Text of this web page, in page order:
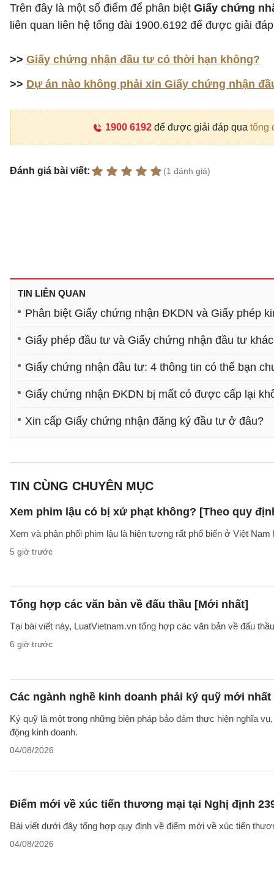
Trên đây là một số điểm để phân biệt Giấy chứng
liên quan liên hệ tổng đài 1900.6192 để được giải
>> Giấy chứng nhận đầu tư có thời hạn không?
>> Dự án nào không phải xin Giấy chứng nhận
1900 6192để được giải đáp qua tổng
Đánh giá bài viết: (1 đánh giá)
TIN LIÊN QUAN
Phân biệt Giấy chứng nhận ĐKDN và Giấy phép
Giấy phép đầu tư và Giấy chứng nhận đầu tư
Giấy chứng nhận đầu tư: 4 thông tin có thể bạn
Giấy chứng nhận ĐKDN bị mất có được cấp lại
Xin cấp Giấy chứng nhận đăng ký đầu tư ở đâu?
TIN CÙNG CHUYÊN MỤC
Xem phim lậu có bị xử phạt không? [Theo quy
Xem và phân phối phim lậu là hiện tượng rất phổ biến ở Việt
5 giờ trước
Tổng hợp các văn bản về đấu thầu [Mới nhất]
Tại bài viết này, LuatVietnam.vn tổng hợp các văn bản về đấu
6 giờ trước
Các ngành nghề kinh doanh phải ký quỹ mới nhất
Ký quỹ là một trong những biện pháp bảo đảm thực hiện nghĩa
động kinh doanh.
04/08/2026
Điểm mới về xúc tiến thương mại tại Nghị định
Bài viết dưới đây tổng hợp quy định về điểm mới về xúc tiến
04/08/2026